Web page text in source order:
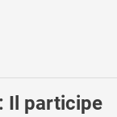
Il participe